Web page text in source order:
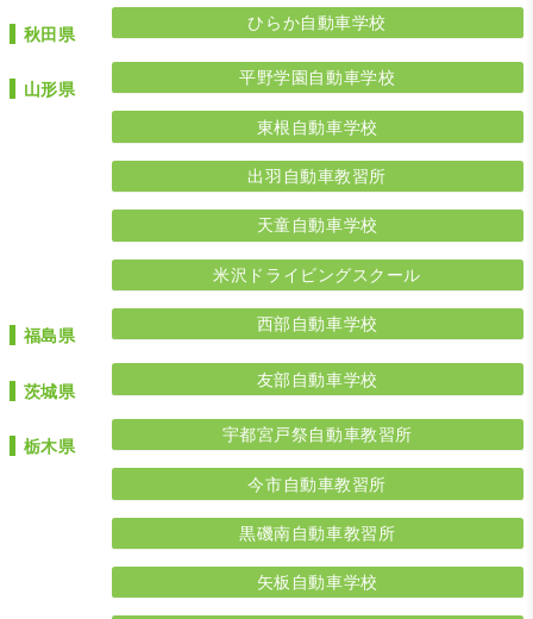
秋田県
ひらか自動車学校
山形県
平野学園自動車学校
東根自動車学校
出羽自動車教習所
天童自動車学校
米沢ドライビングスクール
福島県
西部自動車学校
茨城県
友部自動車学校
栃木県
宇都宮戸祭自動車教習所
今市自動車教習所
黒磯南自動車教習所
矢板自動車学校